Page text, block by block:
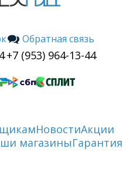
Обратная связь
+7 (953) 964-13-44
НовостиАкции
магазиныГарантия